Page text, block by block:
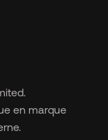
en marque